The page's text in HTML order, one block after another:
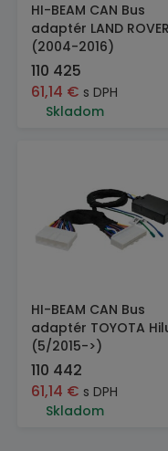
HI-BEAM CAN Bus
adaptér LAND ROVER
(2004-2016)
110 425
61,14 € s DPH
Skladom
HI-BEAM CAN Bus
adaptér TOYOTA
(5/2015->)
110 442
61,14 € s DPH
Skladom